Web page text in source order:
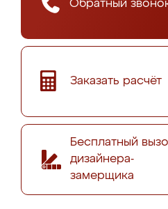
Обратный
Заказать расчёт
Бесплатный
дизайнера-
замерщика